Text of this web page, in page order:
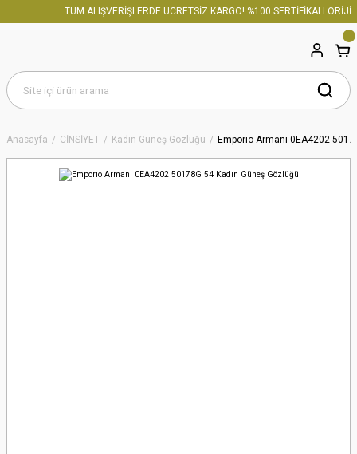
TÜM ALIŞVERİŞLERDE ÜCRETSİZ KARGO! %100 SERTİFİKALI
Anasayfa CİNSİYET Kadın Güneş Gözlüğü Emporıo Armanı 0EA4202